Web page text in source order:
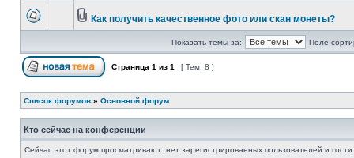
Как получить качественное фото или скан монеты?
Показать темы за: Поле
Страница 1 из 1 [ Тем: 8 ]
Список форумов » Основной форум
Кто сейчас на конференции
Сейчас этот форум просматривают: нет зарегистрированных пользователей и